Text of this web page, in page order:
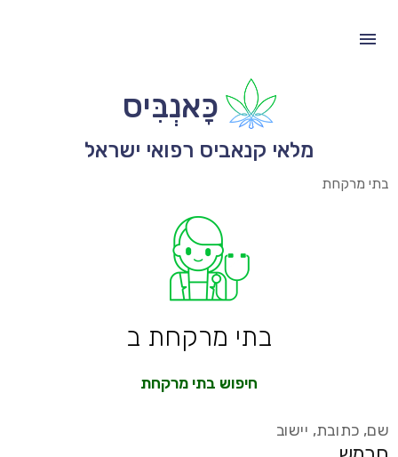
כָּאנְבִּיס
מלאי קנאביס רפואי ישראל
בתי מרקחת
בתי מרקחת ב
חיפוש בתי מרקחת
שם, כתובת, יישוב